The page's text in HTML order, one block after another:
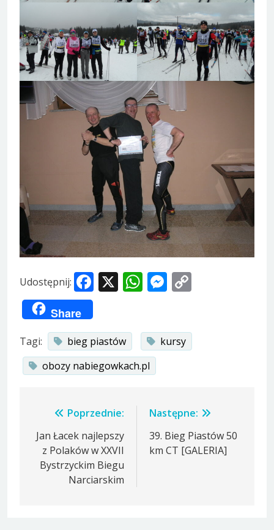
Udostępnij: Facebook
X WhatsApp
Messenger
Share
Tagi: bieg piastów
kursy
obozy nabiegowkach.pl
Nawigacja
wpisu
Poprzednie:
Jan Łacek najlepszy
z Polaków w XXVII
Bystrzyckim Biegu
Narciarskim
Następne:
39. Bieg Piastów 50
km CT [GALERIA]